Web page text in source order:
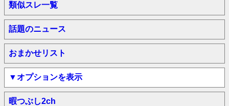
類似スレ一覧
話題のニュース
おまかせリスト
▼オプションを表示
暇つぶし2ch